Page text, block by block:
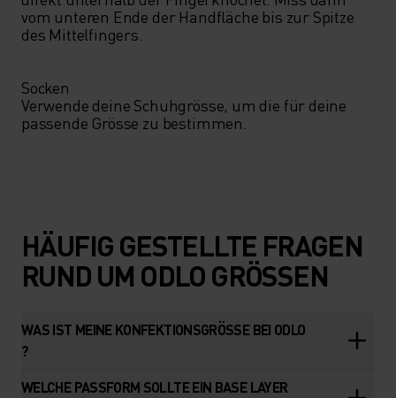
vom unteren Ende der Handfläche bis zur Spitze
des Mittelfingers.
Socken
Verwende deine Schuhgrösse, um die für deine
HÄUFIG GESTELLTE FRAGEN
RUND UM ODLO GRÖSSEN
WAS IST MEINE KONFEKTIONSGRÖSSE BEI ODLO
?
WELCHE PASSFORM SOLLTE EIN BASE LAYER